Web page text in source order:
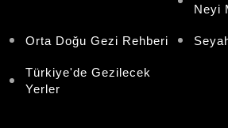
Neyi
Orta Doğu Gezi Rehberi
Türkiye'de Gezilecek
Yerler